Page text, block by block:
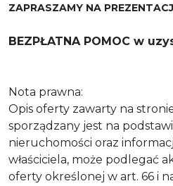
ZAPRASZAMY NA
BEZPŁATNA POMOC w
Nota prawna:
Opis oferty zawarty na
sporządzany jest na
nieruchomości oraz
właściciela, może podlegać
oferty określonej w art. 66 i